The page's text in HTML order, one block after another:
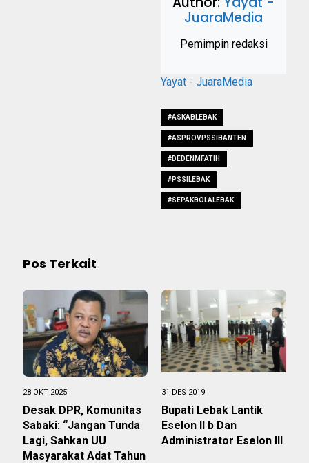
JuaraMedia
Pemimpin redaksi
Yayat - JuaraMedia
#ASKABLEBAK
#ASPROVPSSIBANTEN
#DEDENMFATIH
#PSSILEBAK
#SEPAKBOLALEBAK
Pos Terkait
28 OKT 2025
Desak DPR, Komunitas
Sabaki: “Jangan Tunda
Lagi, Sahkan UU
Masyarakat Adat Tahun
31 DES 2019
Bupati Lebak Lantik
Eselon II b Dan
Administrator Eselon III